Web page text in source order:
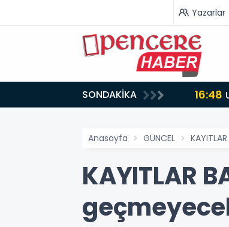
Yazarlar
SONDAKİKA 16:48
Anasayfa GÜNCEL
KAYITLAR